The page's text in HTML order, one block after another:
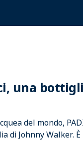
una
del mondo,
di Johnny Walker.